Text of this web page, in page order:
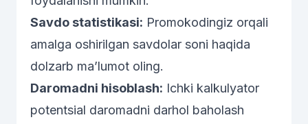
Savdo statistikasi: Promokodingiz orqali
amalga oshirilgan savdolar soni haqida
dolzarb ma’lumot oling.
Daromadni hisoblash: Ichki kalkulyator
potentsial daromadni darhol baholash